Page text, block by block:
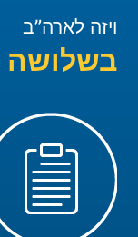
ויזה לארה”ב
בשלושה